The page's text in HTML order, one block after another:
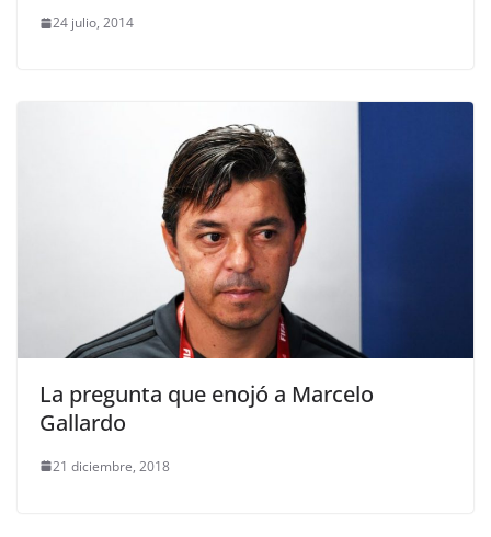
24 julio, 2014
La pregunta que enojó a Marcelo
Gallardo
21 diciembre, 2018